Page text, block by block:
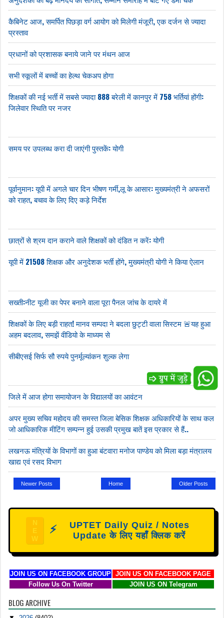
कैबिनेट आज, समर्पित पिछड़ा वर्ग आयोग को मिलेगी मंजूरी, एक दर्जन से ज्यादा
प्रस्ताव
प्रधानों को प्रशासक बनाये जाने पर मंथन आज
सभी स्कूलों में बच्चों का हेल्थ चेकअप होगा
शिक्षकों की नई भर्ती में सबसे ज्यादा 888 बरेली में कानपुर में 758 भर्तियां होंगी:
जिलेवार स्थिति पर नजर
समय पर उपलब्ध करा दी जाएंगी पुस्तकें: योगी
पूर्वानुमान: यूपी में अगले चार दिन भीषण गर्मी,लू के आसार: मुख्यमंत्री ने अफसरों
को राहत, बचाव के लिए दिए कड़े निर्देश
छात्रों से श्रम दान कराने वाले शिक्षकों को दंडित न करें: योगी
यूपी में 21508 शिक्षक और अनुदेशक भर्ती होंगे, मुख्यमंत्री योगी ने किया ऐलान
सख्ती:नीट यूजी का पेपर बनाने वाला पूरा पैनल जांच के दायरे में
शिक्षकों के लिए बड़ी राहत! मानव सम्पदा ने बदला छुट्टी वाला सिस्टम 🚨यह हुआ
अहम बदलाव, समझें वीडियो के माध्यम से
सीबीएसई सिर्फ सौ रुपये पुनर्मूल्यांकन शुल्क लेगा
जिले में आज होगा समायोजन के विद्यालयों का आवंटन
अपर मुख्य सचिव महोदय की समस्त जिला बेसिक शिक्षक अधिकारियों के साथ कल
जो आधिकारिक मीटिंग सम्पन्न हुई उसकी प्रमुख बातें इस प्रकार से हैं..
लखनऊ मंत्रियों के विभागों का हुआ बंटवारा मनोज पाण्डेय को मिला बड़ा मंत्रालय
खाद्य एवं रसद विभाग
Newer Posts Older Posts
Home
N
E
W
⚡
UPTET Daily Quiz / Notes
Update के लिए यहाँ क्लिक करें
JOIN US ON FACEBOOK GROUP
JOIN US ON FACEBOOK PAGE
Follow Us On Twitter
JOIN US ON Telegram
BLOG ARCHIVE